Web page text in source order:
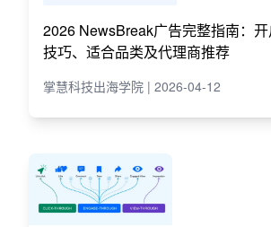
2026 NewsBreak广告完整指南：
技巧、适合品类及代理商推荐
掌慧科技出海学院 | 2026-04-12